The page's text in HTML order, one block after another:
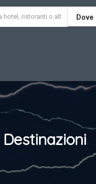
Dove
Destinazioni